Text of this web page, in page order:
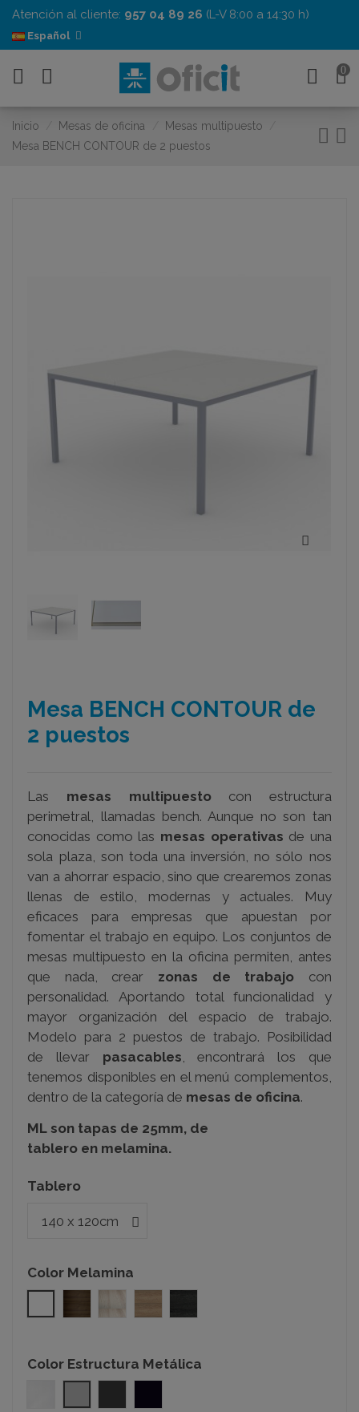
Atención al cliente: 957 04 89 26 (L-V 8:00 a 14:30 h)
Español
0
Inicio Mesas de oficina
Mesas multipuesto
Mesa BENCH CONTOUR de 2 puestos
Mesa BENCH CONTOUR de
2 puestos
Las mesas multipuestocon estructura
perimetral, llamadas bench. Aunque no son tan
conocidas como las mesas operativas de una
sola plaza, son toda una inversión, no sólo nos
van a ahorrar espacio, sino que crearemos zonas
llenas de estilo, modernas y actuales. Muy
eficaces para empresas que apuestan por
fomentar el trabajo en equipo. Los conjuntos de
mesas multipuesto en la oficina permiten, antes
que nada, crear zonas de trabajo con
personalidad. Aportando total funcionalidad y
mayor organización del espacio de trabajo.
Modelo para 2 puestos de trabajo. Posibilidad
de llevar pasacables , encontrará los que
tenemos disponibles en el menú complementos,
dentro de la categoría de mesas de oficina.
ML son tapas de 25mm, de
tablero en melamina.
Tablero
Color Melamina
Color Estructura Metálica